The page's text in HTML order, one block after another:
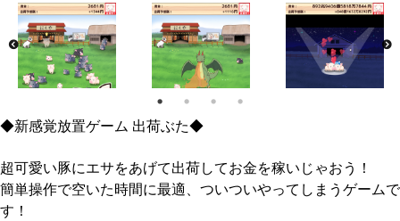
◆新感覚放置ゲーム 出荷ぶた◆
超可愛い豚にエサをあげて出荷してお金を稼いじゃおう！
簡単操作で空いた時間に最適、ついついやってしまうゲームで
す！